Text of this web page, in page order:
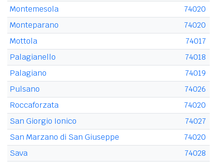
Montemesola
74020
Monteparano
74020
Mottola
74017
Palagianello
74018
Palagiano
74019
Pulsano
74026
Roccaforzata
74020
San Giorgio Ionico
74027
San Marzano di San Giuseppe
74020
Sava
74028